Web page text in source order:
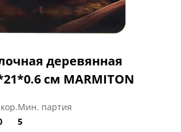
деревянная
см MARMITON
Мин. партия
5